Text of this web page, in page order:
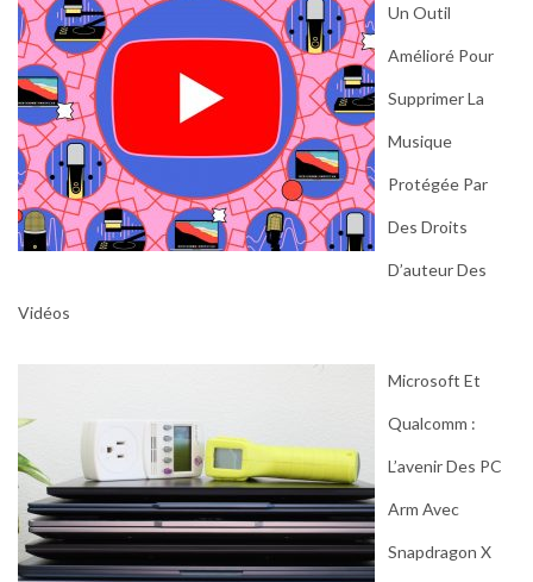
Un Outil
Amélioré Pour
Supprimer La
Musique
Protégée Par
Des Droits
D’auteur Des
Vidéos
Microsoft Et
Qualcomm :
L’avenir Des PC
Arm Avec
Snapdragon X